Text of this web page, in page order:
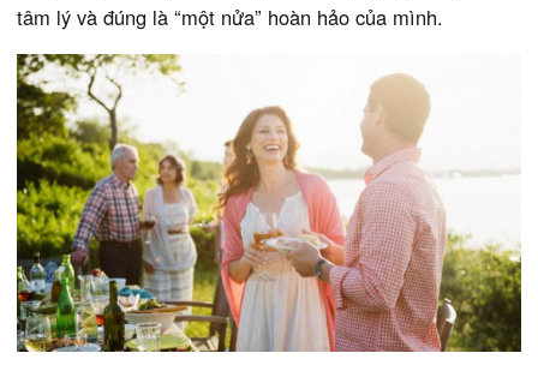
tâm lý và đúng là “một nửa” hoàn hảo của mình.